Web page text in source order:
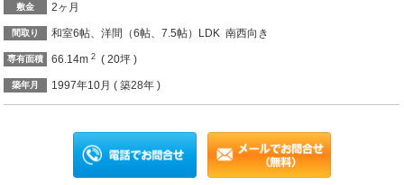
敷金 2ヶ月
間取り 和室6帖、洋間（6帖、7.5帖）LDK 南西向き
専有面積 66.14m2 ( 20坪 )
築年月 1997年10月 ( 築28年 )